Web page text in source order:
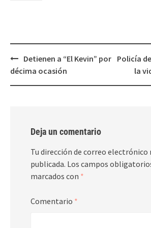
Post
navigation
Detienen a “El Kevin” por
décima ocasión
Policía
la
Deja un comentario
Tu dirección de correo electrónico
publicada. Los campos
marcados con *
Comentario *